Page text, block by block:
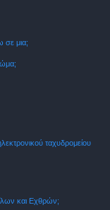
σε μια;
ταχυδρομείου
και Εχθρών;